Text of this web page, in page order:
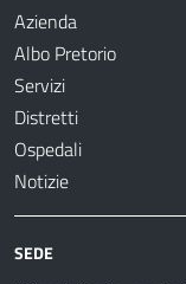
Azienda
Albo Pretorio
Servizi
Distretti
Ospedali
Notizie
SEDE